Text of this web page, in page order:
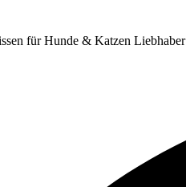
für Hunde & Katzen Liebhaber